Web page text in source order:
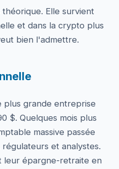
Elle survient
et dans la crypto plus
bien l'admettre.
plus grande entreprise
$. Quelques mois plus
massive passée
et analystes.
leur épargne-retraite en